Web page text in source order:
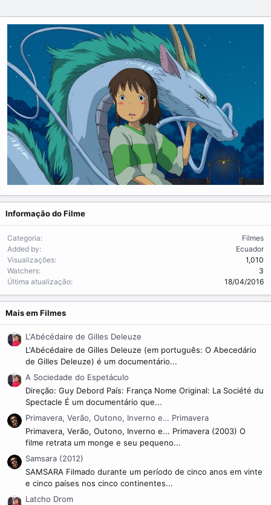
Informação do Filme
Categoria
Filmes
Added by
Ecuador
Visualizações
1,010
Watchers
3
Última atualização
18/04/2016
Mais em Filmes
L'Abécédaire de Gilles Deleuze
L'Abécédaire de Gilles Deleuze (em português: O Abecedário
de Gilles Deleuze) é um documentário...
A Sociedade do Espetáculo
Direção: Guy Debord País: França Nome Original: La Société du
Spectacle É um documentário que...
Primavera, Verão, Outono, Inverno e… Primavera
Primavera, Verão, Outono, Inverno e... Primavera (2003) O
filme retrata um monge e seu pequeno...
Samsara (2012)
SAMSARA Filmado durante um período de cinco anos em vinte
e cinco países nos cinco continentes...
Latcho Drom